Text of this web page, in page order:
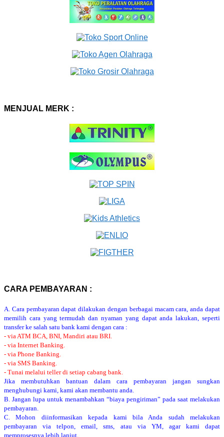
MENJUAL MERK :
CARA PEMBAYARAN :
A. Cara pembayaran dapat dilakukan dengan berbagai macam cara, anda dapat
memilih cara yang termudah dan nyaman yang dapat anda lakukan, seperti
transfer ke salah satu bank kami dengan cara :
- via ATM BCA, BNI, Mandiri atau BRI.
- via Internet Banking.
- via Phone Banking.
- via SMS Banking.
- Tunai melalui teller di setiap cabang bank.
Jika membutuhkan bantuan dalam cara pembayaran jangan sungkan
menghubungi kami, kami akan membantu anda.
B. Jangan lupa untuk menambahkan “biaya pengiriman” pada saat melakukan
pembayaran.
C. Mohon diinformasikan kepada kami bila Anda sudah melakukan
pembayaran via telpon, email, sms, atau via YM, agar kami dapat
memprosesnya lebih lanjut.